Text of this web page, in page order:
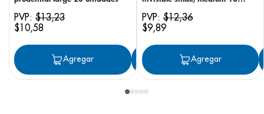
PVP: $13,23
$10,58
Agregar Agregar
PVP:$12,36
$9,89
Agregar